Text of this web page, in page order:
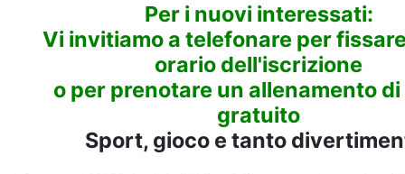
Per i nuovi interessati:
Vi invitiamo a telefonare per
orario dell'iscrizione
o per prenotare un allenamento
gratuito
Sport, gioco e tanto